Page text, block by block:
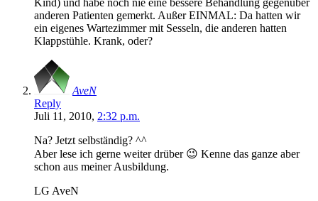
Kind) und habe noch nie eine bessere Behandlung gegenüber
anderen Patienten gemerkt. Außer EINMAL: Da hatten wir
ein eigenes Wartezimmer mit Sesseln, die anderen hatten
Klappstühle. Krank, oder?
AveN
Reply
Juli 11, 2010, 2:32 p.m.
Na? Jetzt selbständig? ^^
Aber lese ich gerne weiter drüber 😉 Kenne das ganze aber
schon aus meiner Ausbildung.
LG AveN